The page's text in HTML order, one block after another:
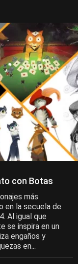
con Botas
más
en la secuela de
Al igual que
se inspira en un
engaños y
en...